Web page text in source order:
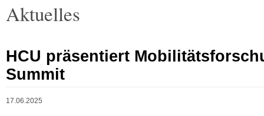
Aktuelles
HCU präsentiert
Summit
17.06.2025